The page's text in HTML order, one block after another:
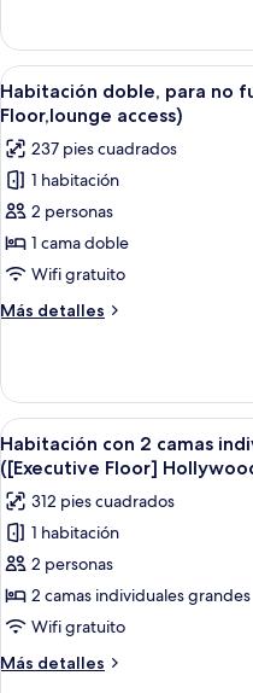
(Executive
Floor,lounge
access)
doble
Deluxe,
para
no
fumadores
(Executive
Floor,lounge
access)
Abrir
todas
las
fotos
de
Habitación
doble,
para
no
fumadores
Floor,lounge
access)
5
Habitación doble, para no
Floor,lounge access)
237 pies cuadrados
1 habitación
2 personas
1 cama doble
Wifi gratuito
Más detalles
Más
doble,
para
no
fumadores
(Executive
Floor,lounge
access)
Abrir
todas
las
fotos
de
Habitación
con
2
camas
individuales,
5
Habitación con 2 camas
([Executive Floor]
312 pies cuadrados
1 habitación
2 personas
2 camas individuales grandes
Wifi gratuito
Más detalles
Más